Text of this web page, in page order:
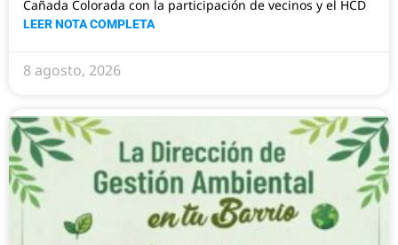
Cañada Colorada con la participación de vecinos y el HCD
LEER NOTA COMPLETA
8 agosto, 2026